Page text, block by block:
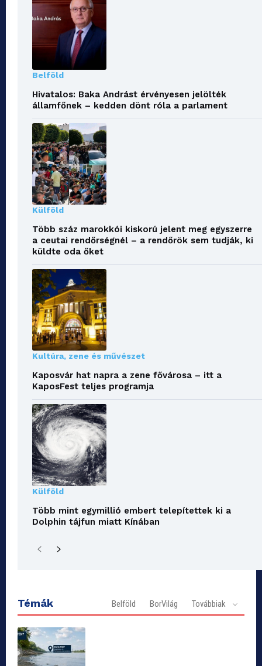
Belföld
Hivatalos: Baka Andrást érvényesen jelölték
államfőnek – kedden dönt róla a parlament
Külföld
Több száz marokkói kiskorú jelent meg egyszerre
a ceutai rendőrségnél – a rendőrök sem tudják, ki
küldte oda őket
Kultúra, zene és művészet
Kaposvár hat napra a zene fővárosa – itt a
KaposFest teljes programja
Külföld
Több mint egymillió embert telepítettek ki a
Dolphin tájfun miatt Kínában
Témák Belföld BorVilág Továbbiak